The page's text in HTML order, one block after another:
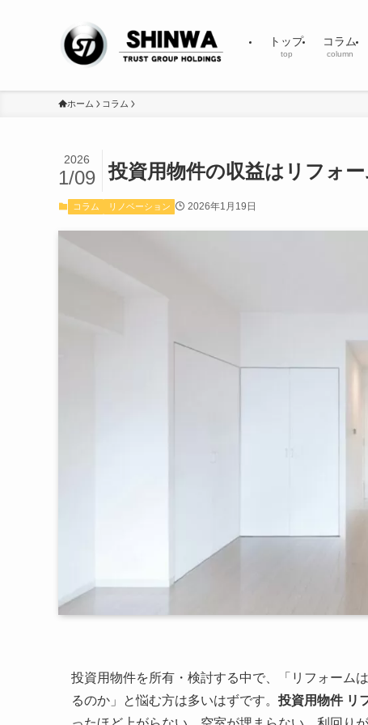
トップ
top
コラム
column
ホーム コラム
投資用物件の収益はリフォ
2026
1/09
コラム リノベーション 2026年1月19日
投資用物件を所有・検討する中で、「リフォーム
るのか」と悩む方は多いはずです。 投資用物件 リ